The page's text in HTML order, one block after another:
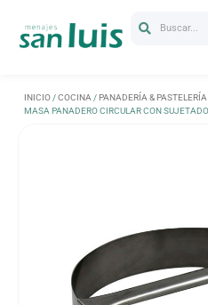
Buscar...
INICIO /COCINA /PANADERÍA & PASTELERÍA
MASA PANADERO CIRCULAR CON